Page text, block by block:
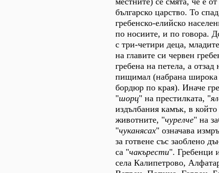
българско царство. То
гребенско-елийско
по носиите, и по говора.
с три-четири деца,
на главите си червен
гребена на петела, а отзад
пищимал (набрана широка
бордюр по края). Иначе
"шорц" на престилката, "
издълбания камък, в
животните, "чурелче" на
"чуканясах" означава
за готвене със заоблено
са "чакърести". Гребенци
села Калипетрово,